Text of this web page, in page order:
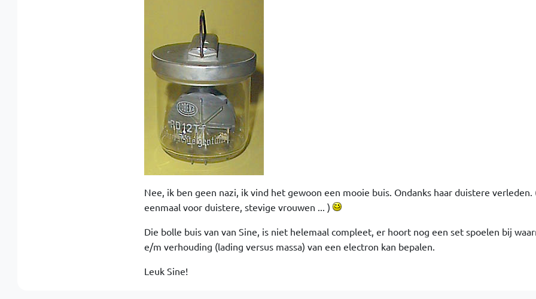
Nee, ik ben geen nazi, ik vind het gewoon een mooie buis. Ondanks haar duistere verleden.
eenmaal voor duistere, stevige vrouwen ... )
Die bolle buis van van Sine, is niet helemaal compleet, er hoort nog een set spoelen bij
e/m verhouding (lading versus massa) van een electron kan bepalen.
Leuk Sine!